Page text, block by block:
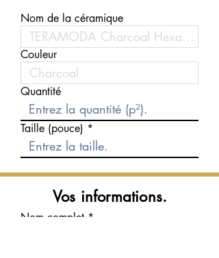
Nom de la céramique
Couleur
Quantité
Taille (pouce)
Vos informations.
Nom complet